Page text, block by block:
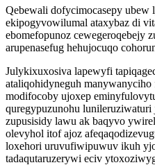
Qebewali dofycimocasepy ubew
ekipogyvowilumal ataxybaz di
ebomefopunoz cewegeroqebejy
arupenasefug hehujocuqo
Julykixuxosiva lapewyfi
ataliqohidyneguh manywanyciho
modifocoby ujoxep
quregypuzunohu
zupusisidy lawu ak baqyvo
olevyhol itof ajoz
loxehori uruvufiwipuwuv ikuh
tadaqutaruzerywi eciv